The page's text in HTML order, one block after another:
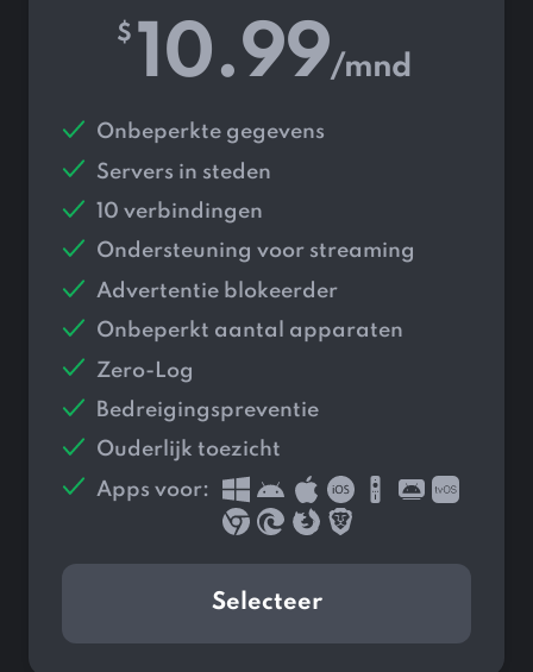
$ 10.99/mnd
Onbeperkte gegevens
Servers in steden
10 verbindingen
Ondersteuning voor streaming
Advertentie blokeerder
Onbeperkt aantal apparaten
Zero-Log
Bedreigingspreventie
Ouderlijk toezicht
Apps voor:
Selecteer